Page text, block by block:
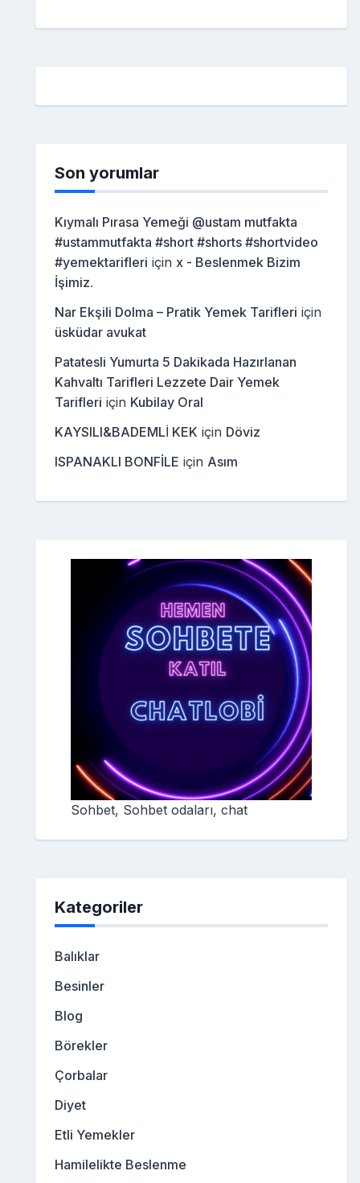
Son yorumlar
Kıymalı Pırasa Yemeği @ustam mutfakta
#ustammutfakta #short #shorts #shortvideo
#yemektarifleri için x - Beslenmek Bizim
İşimiz.
Nar Ekşili Dolma – Pratik Yemek Tarifleri için
üsküdar avukat
Patatesli Yumurta 5 Dakikada Hazırlanan
Kahvaltı Tarifleri Lezzete Dair Yemek
Tarifleri için Kubilay Oral
KAYSILI&BADEMLİ KEK için Döviz
ISPANAKLI BONFİLE için Asım
Sohbet, Sohbet odaları, chat
Kategoriler
Balıklar
Besinler
Blog
Börekler
Çorbalar
Diyet
Etli Yemekler
Hamilelikte Beslenme